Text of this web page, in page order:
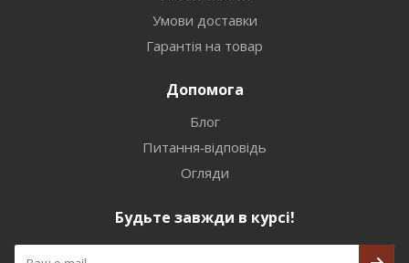
Умови доставки
Гарантія на товар
Допомога
Блог
Питання-відповідь
Огляди
Будьте завжди в курсі!